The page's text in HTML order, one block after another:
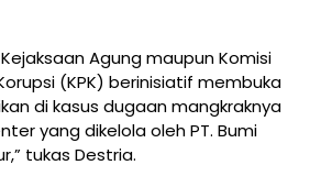
Agung maupun Komisi
(KPK) berinisiatif membuka
di kasus dugaan mangkraknya
yang dikelola oleh PT. Bumi
tukas Destria.